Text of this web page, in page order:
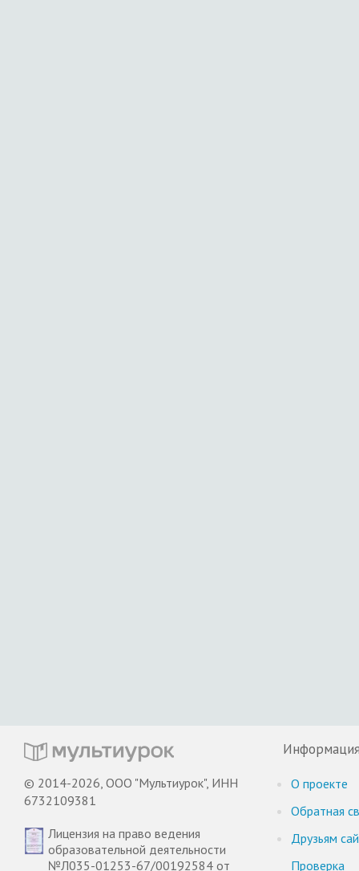
© 2014-2026, ООО "Мультиурок", ИНН
6732109381
Лицензия на право ведения
образовательной деятельности
№Л035-01253-67/00192584 от
О проекте
Обратная
Друзьям
Проверка